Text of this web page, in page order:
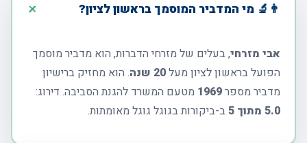
👨‍🔬 מי המדביר המוסמך בראשון לציון?
אבי מזרחי, בעלים של מזרחי הדברות, הוא מדביר מוסמך
הפועל בראשון לציון מעל20 שנה
. הוא מחזיק ברישיון
מדביר מספר1969 מטעם המשרד להגנת הסביבה. דירוג:
5.0 מתוך 5
ב-ביקורות בגוגל גוגל מאומתות.